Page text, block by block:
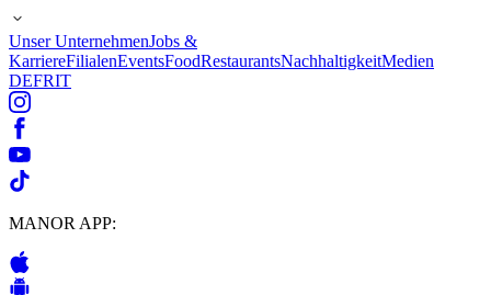
Unser UnternehmenJobs &
KarriereFilialenEventsFoodRestaurantsNachhaltigkeitMedien
DEFRIT
MANOR APP: